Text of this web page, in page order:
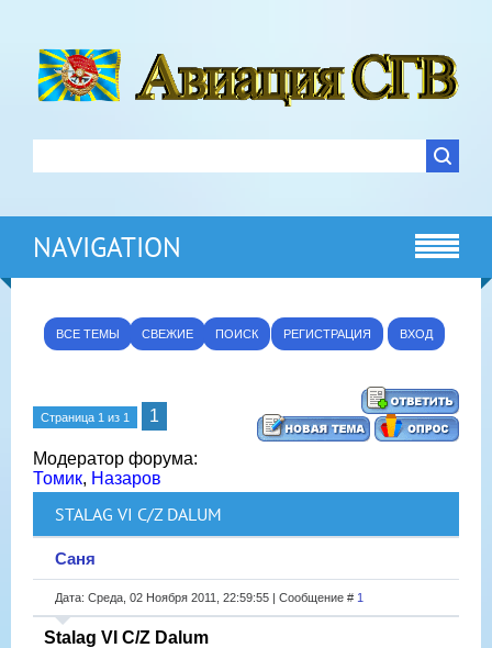
NAVIGATION
ВСЕ ТЕМЫ СВЕЖИЕ ПОИСК РЕГИСТРАЦИЯ ВХОД
Страница 1 из 1 1
Модератор форума:
Томик, Назаров
STALAG VI C/Z DALUM
Саня
Дата: Среда, 02 Ноября 2011, 22:59:55 | Сообщение # 1
Stalag VI C/Z Dalum